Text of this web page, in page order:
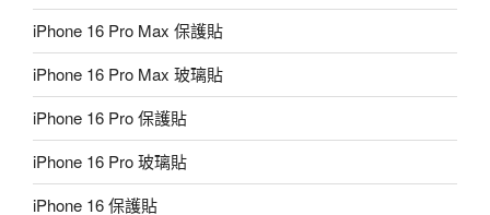
iPhone 16 Pro Max 保護貼
iPhone 16 Pro Max 玻璃貼
iPhone 16 Pro 保護貼
iPhone 16 Pro 玻璃貼
iPhone 16 保護貼